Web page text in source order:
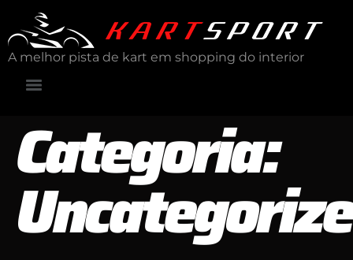
A melhor pista de kart em shopping do interior
Categoria: